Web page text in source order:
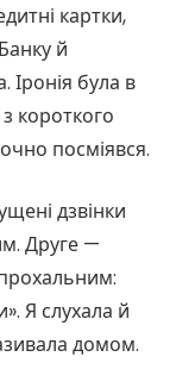
картки,
й
була в
короткого
посміявся.
дзвінки
Друге —
Я слухала й
домом.